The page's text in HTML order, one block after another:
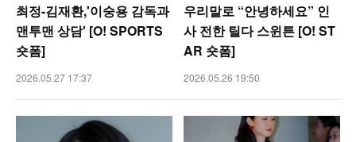
최정-김재환,'이숭용 감독과
맨투맨 상담' [O! SPORTS
숏폼]
2026.05.27 17:37
우리말로 “안녕하세요” 인
사 전한 틸다 스윈튼 [O! ST
AR 숏폼]
2026.05.26 19:50